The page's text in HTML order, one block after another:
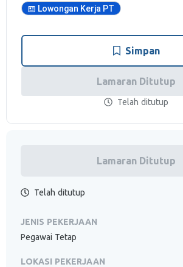
Lowongan Kerja PT
Simpan
Lamaran Ditutup
Telah ditutup
Lamaran Ditutup
Telah ditutup
JENIS PEKERJAAN
Pegawai Tetap
LOKASI PEKERJAAN